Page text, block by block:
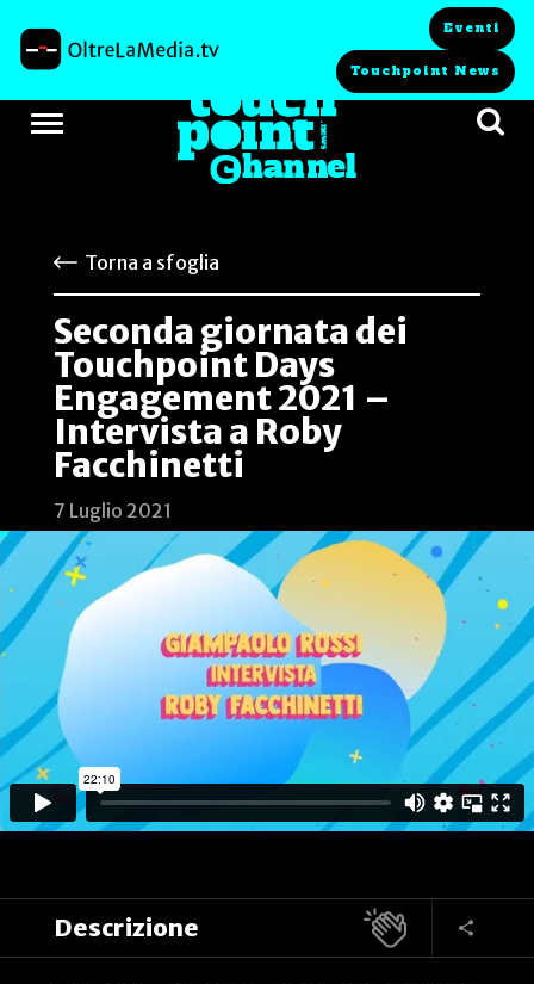
Eventi
Touchpoint News
Torna a sfoglia
Seconda giornata dei
Touchpoint Days
Engagement 2021 –
Intervista a Roby
Facchinetti
7 Luglio 2021
Descrizione